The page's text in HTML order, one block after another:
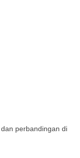
perbandingan di